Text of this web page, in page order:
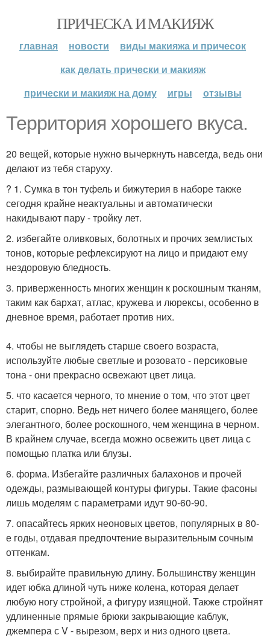
ПРИЧЕСКА И МАКИЯЖ
главная новости
виды макияжа и причесок
как делать прически и макияж
прически и макияж на дому
игры отзывы
Территория хорошего вкуса.
20 вещей, которые нужно вычеркнуть навсегда, ведь они
делают из тебя старуху.
? 1. Сумка в тон туфель и бижутерия в наборе также
сегодня крайне неактуальны и автоматически
накидывают пару - тройку лет.
2. избегайте оливковых, болотных и прочих землистых
тонов, которые рефлексируют на лицо и придают ему
нездоровую бледность.
3. приверженность многих женщин к роскошным тканям,
таким как бархат, атлас, кружева и люрексы, особенно в
дневное время, работает против них.
4. чтобы не выглядеть старше своего возраста,
используйте любые светлые и розовато - персиковые
тона - они прекрасно освежают цвет лица.
5. что касается черного, то мнение о том, что этот цвет
старит, спорно. Ведь нет ничего более манящего, более
элегантного, более роскошного, чем женщина в черном.
В крайнем случае, всегда можно освежить цвет лица с
помощью платка или блузы.
6. форма. Избегайте различных балахонов и прочей
одежды, размывающей контуры фигуры. Такие фасоны
лишь моделям с параметрами идут 90-60-90.
7. опасайтесь ярких неоновых цветов, популярных в 80-
е годы, отдавая предпочтение выразительным сочным
оттенкам.
8. выбирайте правильную длину. Большинству женщин
идет юбка длиной чуть ниже колена, которая делает
любую ногу стройной, а фигуру изящной. Также стройнят
удлиненные прямые брюки закрывающие каблук,
джемпера с V - вырезом, верх и низ одного цвета.